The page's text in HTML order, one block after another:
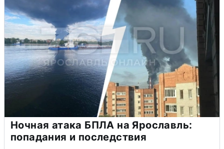
Ночная атака БПЛА на Ярославль:
попадания и последствия